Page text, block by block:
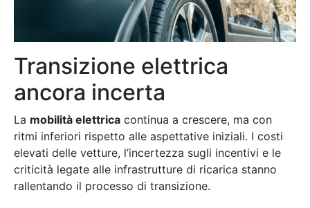
Transizione elettrica
ancora incerta
La mobilità elettrica continua a crescere, ma con
ritmi inferiori rispetto alle aspettative iniziali. I costi
elevati delle vetture, l’incertezza sugli incentivi e le
criticità legate alle infrastrutture di ricarica stanno
rallentando il processo di transizione.